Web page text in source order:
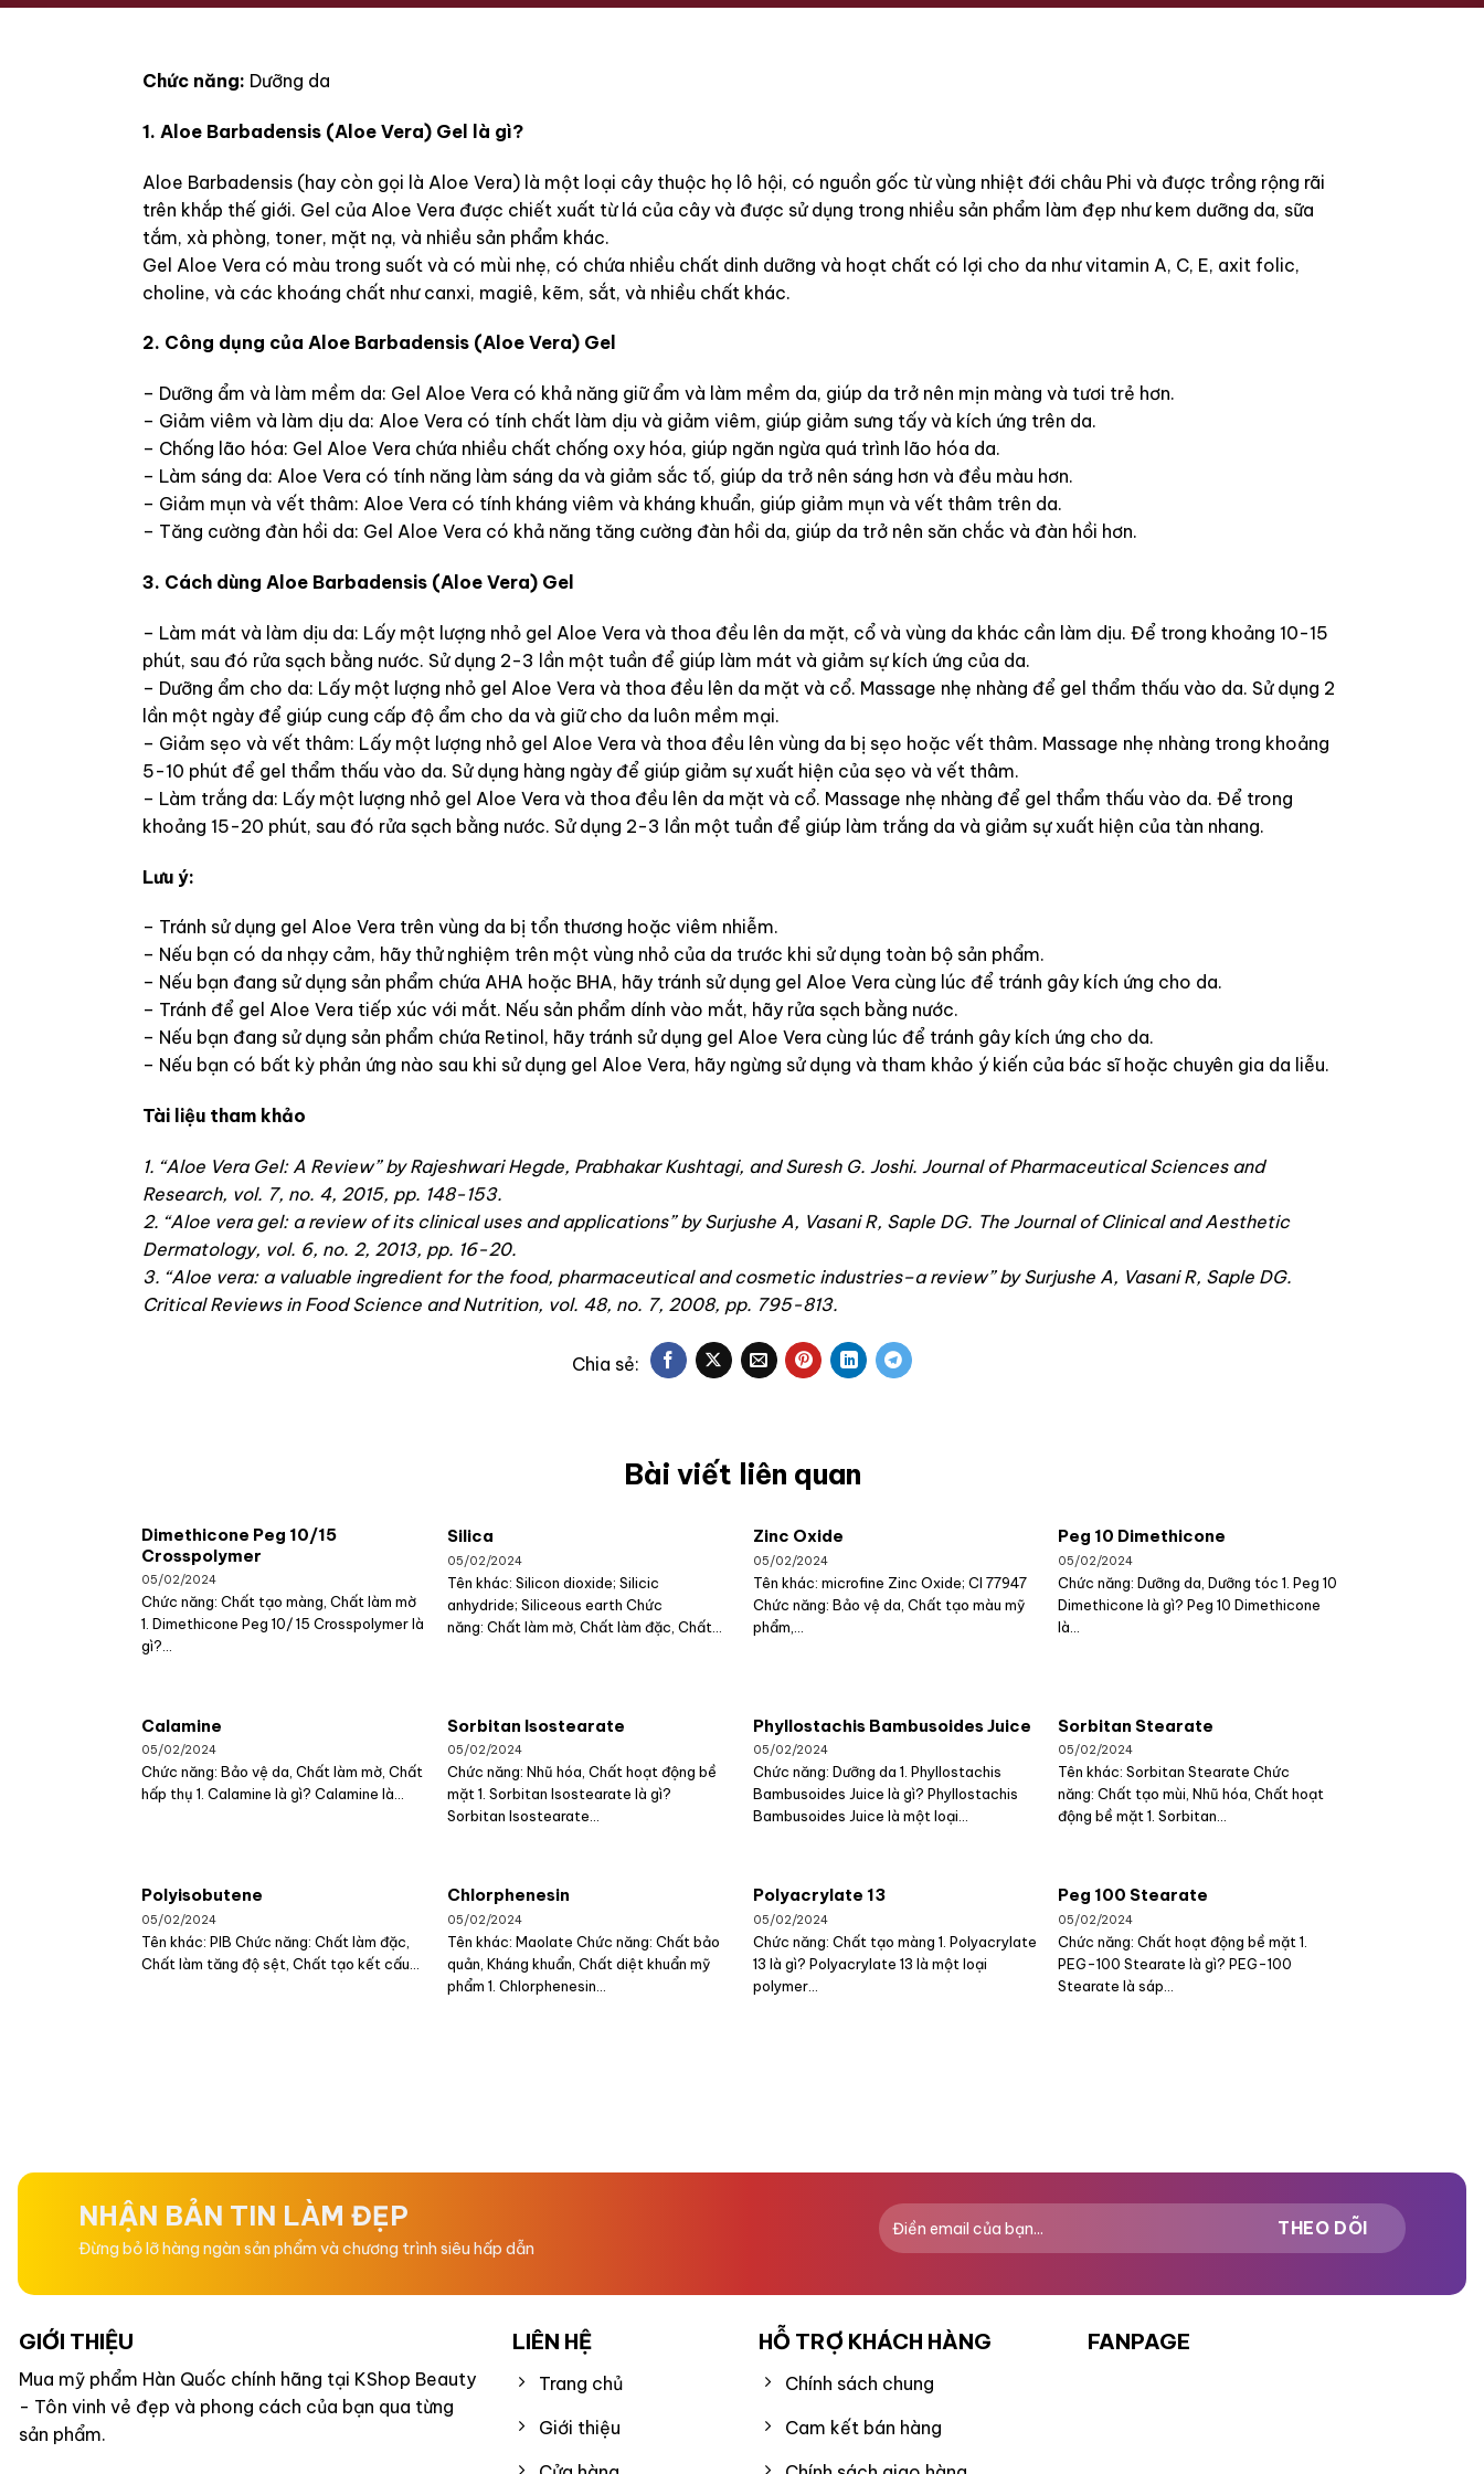
Chức năng: Dưỡng da
1. Aloe Barbadensis (Aloe Vera) Gel là gì?
Aloe Barbadensis (hay còn gọi là Aloe Vera) là một loại cây thuộc họ lô hội, có nguồn gốc từ vùng nhiệt đới châu Phi và được trồng rộng rãi
trên khắp thế giới. Gel của Aloe Vera được chiết xuất từ lá của cây và được sử dụng trong nhiều sản phẩm làm đẹp như kem dưỡng da, sữa
tắm, xà phòng, toner, mặt nạ, và nhiều sản phẩm khác.
Gel Aloe Vera có màu trong suốt và có mùi nhẹ, có chứa nhiều chất dinh dưỡng và hoạt chất có lợi cho da như vitamin A, C, E, axit folic,
choline, và các khoáng chất như canxi, magiê, kẽm, sắt, và nhiều chất khác.
2. Công dụng của Aloe Barbadensis (Aloe Vera) Gel
– Dưỡng ẩm và làm mềm da: Gel Aloe Vera có khả năng giữ ẩm và làm mềm da, giúp da trở nên mịn màng và tươi trẻ hơn.
– Giảm viêm và làm dịu da: Aloe Vera có tính chất làm dịu và giảm viêm, giúp giảm sưng tấy và kích ứng trên da.
– Chống lão hóa: Gel Aloe Vera chứa nhiều chất chống oxy hóa, giúp ngăn ngừa quá trình lão hóa da.
– Làm sáng da: Aloe Vera có tính năng làm sáng da và giảm sắc tố, giúp da trở nên sáng hơn và đều màu hơn.
– Giảm mụn và vết thâm: Aloe Vera có tính kháng viêm và kháng khuẩn, giúp giảm mụn và vết thâm trên da.
– Tăng cường đàn hồi da: Gel Aloe Vera có khả năng tăng cường đàn hồi da, giúp da trở nên săn chắc và đàn hồi hơn.
3. Cách dùng Aloe Barbadensis (Aloe Vera) Gel
– Làm mát và làm dịu da: Lấy một lượng nhỏ gel Aloe Vera và thoa đều lên da mặt, cổ và vùng da khác cần làm dịu. Để trong khoảng 10-15
phút, sau đó rửa sạch bằng nước. Sử dụng 2-3 lần một tuần để giúp làm mát và giảm sự kích ứng của da.
– Dưỡng ẩm cho da: Lấy một lượng nhỏ gel Aloe Vera và thoa đều lên da mặt và cổ. Massage nhẹ nhàng để gel thẩm thấu vào da. Sử dụng 2
lần một ngày để giúp cung cấp độ ẩm cho da và giữ cho da luôn mềm mại.
– Giảm sẹo và vết thâm: Lấy một lượng nhỏ gel Aloe Vera và thoa đều lên vùng da bị sẹo hoặc vết thâm. Massage nhẹ nhàng trong khoảng
5-10 phút để gel thẩm thấu vào da. Sử dụng hàng ngày để giúp giảm sự xuất hiện của sẹo và vết thâm.
– Làm trắng da: Lấy một lượng nhỏ gel Aloe Vera và thoa đều lên da mặt và cổ. Massage nhẹ nhàng để gel thẩm thấu vào da. Để trong
khoảng 15-20 phút, sau đó rửa sạch bằng nước. Sử dụng 2-3 lần một tuần để giúp làm trắng da và giảm sự xuất hiện của tàn nhang.
Lưu ý:
– Tránh sử dụng gel Aloe Vera trên vùng da bị tổn thương hoặc viêm nhiễm.
– Nếu bạn có da nhạy cảm, hãy thử nghiệm trên một vùng nhỏ của da trước khi sử dụng toàn bộ sản phẩm.
– Nếu bạn đang sử dụng sản phẩm chứa AHA hoặc BHA, hãy tránh sử dụng gel Aloe Vera cùng lúc để tránh gây kích ứng cho da.
– Tránh để gel Aloe Vera tiếp xúc với mắt. Nếu sản phẩm dính vào mắt, hãy rửa sạch bằng nước.
– Nếu bạn đang sử dụng sản phẩm chứa Retinol, hãy tránh sử dụng gel Aloe Vera cùng lúc để tránh gây kích ứng cho da.
– Nếu bạn có bất kỳ phản ứng nào sau khi sử dụng gel Aloe Vera, hãy ngừng sử dụng và tham khảo ý kiến của bác sĩ hoặc chuyên gia da liễu.
Tài liệu tham khảo
1. “Aloe Vera Gel: A Review” by Rajeshwari Hegde, Prabhakar Kushtagi, and Suresh G. Joshi. Journal of Pharmaceutical Sciences and
Research, vol. 7, no. 4, 2015, pp. 148-153.
2. “Aloe vera gel: a review of its clinical uses and applications” by Surjushe A, Vasani R, Saple DG. The Journal of Clinical and Aesthetic
Dermatology, vol. 6, no. 2, 2013, pp. 16-20.
3. “Aloe vera: a valuable ingredient for the food, pharmaceutical and cosmetic industries–a review” by Surjushe A, Vasani R, Saple DG.
Critical Reviews in Food Science and Nutrition, vol. 48, no. 7, 2008, pp. 795-813.
Bài viết liên quan
Dimethicone Peg 10/15
Crosspolymer
05/02/2024
Chức năng: Chất tạo màng, Chất làm mờ
1. Dimethicone Peg 10/ 15 Crosspolymer là
gì?...
Silica
05/02/2024
Tên khác: Silicon dioxide; Silicic
anhydride; Siliceous earth Chức
năng: Chất làm mờ, Chất làm đặc, Chất...
Zinc Oxide
05/02/2024
Tên khác: microfine Zinc Oxide; CI 77947
Chức năng: Bảo vệ da, Chất tạo màu mỹ
phẩm,...
Peg 10 Dimethicone
05/02/2024
Chức năng: Dưỡng da, Dưỡng tóc 1. Peg 10
Dimethicone là gì? Peg 10 Dimethicone
là...
Calamine
05/02/2024
Chức năng: Bảo vệ da, Chất làm mờ, Chất
hấp thụ 1. Calamine là gì? Calamine là...
Sorbitan Isostearate
05/02/2024
Chức năng: Nhũ hóa, Chất hoạt động bề
mặt 1. Sorbitan Isostearate là gì?
Sorbitan Isostearate...
Phyllostachis Bambusoides Juice
05/02/2024
Chức năng: Dưỡng da 1. Phyllostachis
Bambusoides Juice là gì? Phyllostachis
Bambusoides Juice là một loại...
Sorbitan Stearate
05/02/2024
Tên khác: Sorbitan Stearate Chức
năng: Chất tạo mùi, Nhũ hóa, Chất hoạt
động bề mặt 1. Sorbitan...
Polyisobutene
05/02/2024
Tên khác: PIB Chức năng: Chất làm đặc,
Chất làm tăng độ sệt, Chất tạo kết cấu...
Chlorphenesin
05/02/2024
Tên khác: Maolate Chức năng: Chất bảo
quản, Kháng khuẩn, Chất diệt khuẩn mỹ
phẩm 1. Chlorphenesin...
Polyacrylate 13
05/02/2024
Chức năng: Chất tạo màng 1. Polyacrylate
13 là gì? Polyacrylate 13 là một loại
polymer...
Peg 100 Stearate
05/02/2024
Chức năng: Chất hoạt động bề mặt 1.
PEG-100 Stearate là gì? PEG-100
Stearate là sáp...
NHẬN BẢN TIN LÀM ĐẸP
Đừng bỏ lỡ hàng ngàn sản phẩm và chương trình siêu hấp dẫn
GIỚI THIỆU
Mua mỹ phẩm Hàn Quốc chính hãng tại KShop Beauty
- Tôn vinh vẻ đẹp và phong cách của bạn qua từng
sản phẩm.
LIÊN HỆ
Trang chủ
Giới thiệu
HỖ TRỢ KHÁCH HÀNG
Chính sách chung
Cam kết bán hàng
FANPAGE